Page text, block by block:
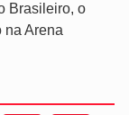
Brasileiro, o
na Arena